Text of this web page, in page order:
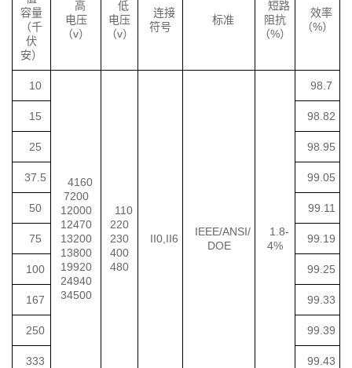
容量
（千
伏
安）
高
电压
（v）
低
电压
（v）
连接
符号
标准
短路
阻抗
（%）
效率
（%）
10
4160
7200
12000
12470
13200
13800
19920
24940
34500
110
220
230
400
480
II0,II6
IEEE/ANSI/
DOE
1.8-
4%
98.7
15 98.82
25 98.95
37.5 99.05
50 99.11
75 99.19
100 99.25
167 99.33
250 99.39
333 99.43